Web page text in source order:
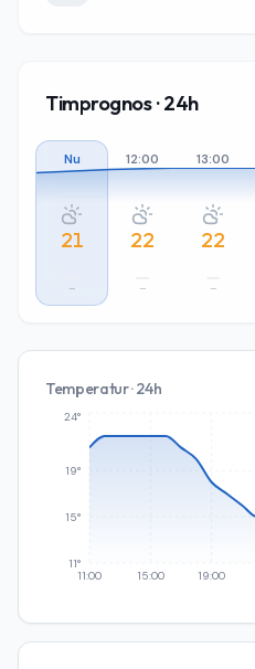
Timprognos · 24h
Nu
21
–
12:00
22
–
13:00
22
–
Temperatur · 24h
11:00 15:00 19:00
11°
15°
19°
24°